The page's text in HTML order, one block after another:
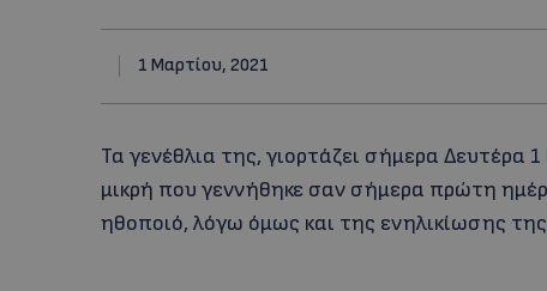
1 Μαρτίου, 2021
Τα γενέθλια της, γιορτάζει σήμερα Δευτέρα
μικρή που γεννήθηκε σαν σήμερα πρώτη
ηθοποιό, λόγω όμως και της ενηλικίωσης